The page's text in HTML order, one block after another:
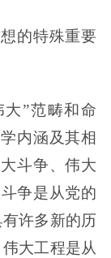
的特殊重要
”范畴和命
内涵及其相
斗争、伟大
争是从党的
许多新的历
大工程是从